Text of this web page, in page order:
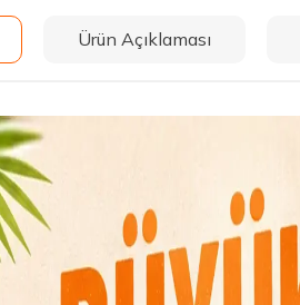
Ürün Açıklaması